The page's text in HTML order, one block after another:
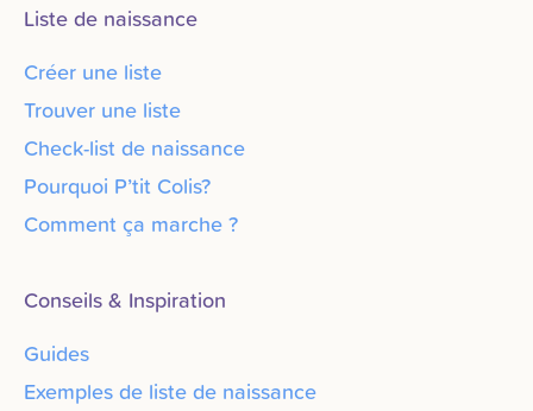
Liste de naissance
Créer une liste
Trouver une liste
Check-list de naissance
Pourquoi P’tit Colis?
Comment ça marche ?
Conseils & Inspiration
Guides
Exemples de liste de naissance